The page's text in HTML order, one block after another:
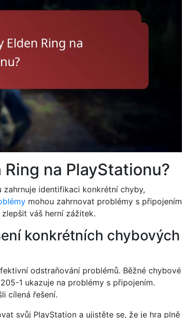
na PlayStationu?
zahrnuje identifikaci konkrétní chyby,
mohou zahrnovat problémy s připojením
váš herní zážitek.
konkrétních chybových
odstraňování problémů. Běžné chybové
1 ukazuje na problémy s připojením.
cílená řešení.
svůj PlayStation a ujistěte se, že je hra plně